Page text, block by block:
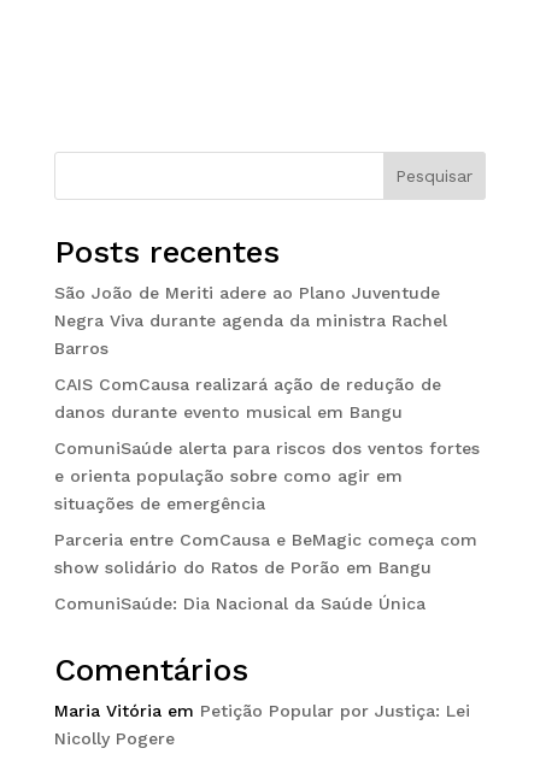
Pesquisar
Posts recentes
São João de Meriti adere ao Plano Juventude
Negra Viva durante agenda da ministra Rachel
Barros
CAIS ComCausa realizará ação de redução de
danos durante evento musical em Bangu
ComuniSaúde alerta para riscos dos ventos fortes
e orienta população sobre como agir em
situações de emergência
Parceria entre ComCausa e BeMagic começa com
show solidário do Ratos de Porão em Bangu
ComuniSaúde: Dia Nacional da Saúde Única
Comentários
Maria Vitóriaem Petição Popular por Justiça: Lei
Nicolly Pogere